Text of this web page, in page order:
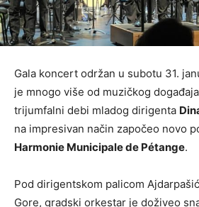
Gala koncert održan u subotu 31.
je mnogo više od muzičkog
trijumfalni debi mladog dirigenta
na impresivan način započeo novo
Harmonie Municipale de Pétange.
Pod dirigentskom palicom
Gore, gradski orkestar je doživeo